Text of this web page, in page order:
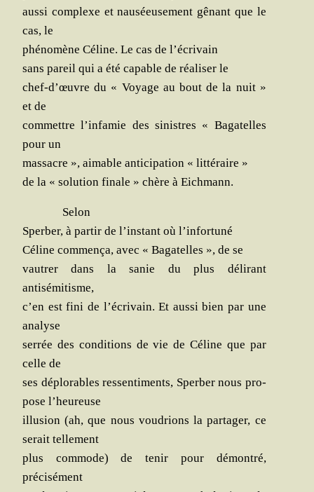
aus­si com­plexe et nau­séeu­se­ment gênant que le
cas, le
phé­no­mène Céline. Le cas de l’écrivain
sans pareil qui a été capable de réa­li­ser le
chef‑d’œuvre du « Voyage au bout de la nuit »
et de
com­mettre l’infamie des sinistres « Baga­telles
pour un
mas­sacre », aimable anti­ci­pa­tion « littéraire »
de la « solu­tion finale » chère à Eichmann.
Selon
Sper­ber, à par­tir de l’instant où l’infortuné
Céline com­men­ça, avec « Baga­telles », de se
vau­trer dans la sanie du plus déli­rant
antisémitisme,
c’en est fini de l’écrivain. Et aus­si bien par une
analyse
ser­rée des condi­tions de vie de Céline que par
celle de
ses déplo­rables res­sen­ti­ments, Sper­ber nous pro­
pose l’heureuse
illu­sion (ah, que nous vou­drions la par­ta­ger, ce
serait tellement
plus com­mode) de tenir pour démon­tré,
précisément